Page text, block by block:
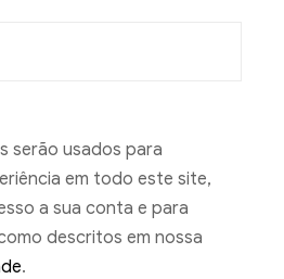
serão usados para
em todo este site,
a sua conta e para
descritos em nossa
.